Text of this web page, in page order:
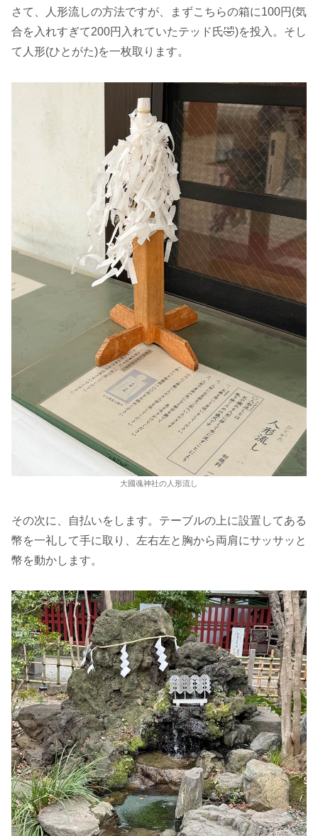
さて、人形流しの方法ですが、まずこちらの箱に100円(気
合を入れすぎて200円入れていたテッド氏🤣)を投入。そし
て人形(ひとがた)を一枚取ります。
大國魂神社の人形流し
その次に、自払いをします。テーブルの上に設置してある
幣を一礼して手に取り、左右左と胸から両肩にサッサッと
幣を動かします。